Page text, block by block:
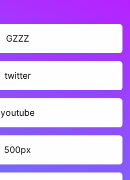
GZZZ
twitter
youtube
500px